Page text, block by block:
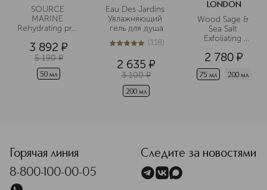
SOURCE
MARINE
Rehydrating pro
Интенсивная
увлажняющая
маска
3 892 ¤
5 190 ¤
50 мл
Eau Des Jardins
Увлажняющий
гель для душа
5из 5118 (118)
2 635 ¤
3 100 ¤
200 мл
LONDON
Wood Sage &
Sea Salt
Exfoliating
Очищающий
гель-скраб
2 780 ¤
75 мл 200 мл
Горячая линия
8-800-100-00-05
Следите за новостями